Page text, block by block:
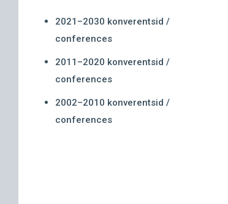
2021–2030 konverentsid /
conferences
2011–2020 konverentsid /
conferences
2002–2010 konverentsid /
conferences